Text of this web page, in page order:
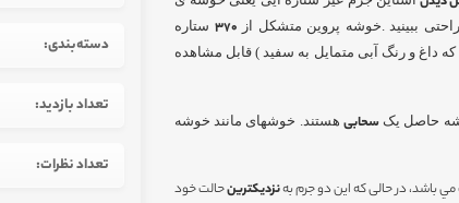
ببینید .خوشه پروین متشکل از 370 ستاره
داغ و رنگ آبی متمایل به سفید ) قابل مشاهده
حاصل یکسحابی هستند. خوشهای مانند خوشه
باشد، در حالی که اين دو جرم بهنزديكترينحالت خود
دسته‌بندی:
تعداد بازدید:
تعداد نظرات: